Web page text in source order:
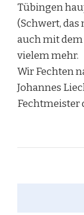
Tübingen
(Schwert,
auch mit
vielem mehr.
Wir Fechten
Johannes
Fechtmeister